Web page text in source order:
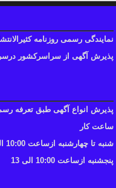
نمایندگی رسمی روزنامه
پذیرش آگهی از سراسرکشور
پذیرش انواع آگهی طبق تعرفه
ساعت کار
شنبه تا چهارشنبه ازساعت 10:00 الی 17
پنجشنبه ازساعت 10:00 الی 13